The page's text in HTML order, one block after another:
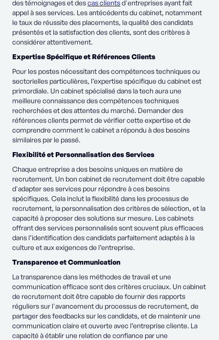
des témoignages et descas clientsd'entreprises ayant fait
appel à ses services. Les antécédents du cabinet, notamment
le taux de réussite des placements, la qualité des candidats
présentés et la satisfaction des clients, sont des critères à
considérer attentivement.
Expertise Spécifique et Références Clients
Pour les postes nécessitant des compétences techniques ou
sectorielles particulières, l’expertise spécifique du cabinet est
primordiale. Un cabinet spécialisé dans la tech aura une
meilleure connaissance des compétences techniques
recherchées et des attentes du marché. Demander des
références clients permet de vérifier cette expertise et de
comprendre comment le cabinet a répondu à des besoins
similaires par le passé.
Flexibilité et Personnalisation des Services
Chaque entreprise a des besoins uniques en matière de
recrutement. Un bon cabinet de recrutement doit être capable
d'adapter ses services pour répondre à ces besoins
spécifiques. Cela inclut la flexibilité dans les processus de
recrutement, la personnalisation des critères de sélection, et la
capacité à proposer des solutions sur mesure. Les cabinets
offrant des services personnalisés sont souvent plus efficaces
dans l’identification des candidats parfaitement adaptés à la
culture et aux exigences de l’entreprise.
Transparence et Communication
La transparence dans les méthodes de travail et une
communication efficace sont des critères cruciaux. Un cabinet
de recrutement doit être capable de fournir des rapports
réguliers sur l'avancement du processus de recrutement, de
partager des feedbacks sur les candidats, et de maintenir une
communication claire et ouverte avec l’entreprise cliente. La
capacité à établir une relation de confiance par une